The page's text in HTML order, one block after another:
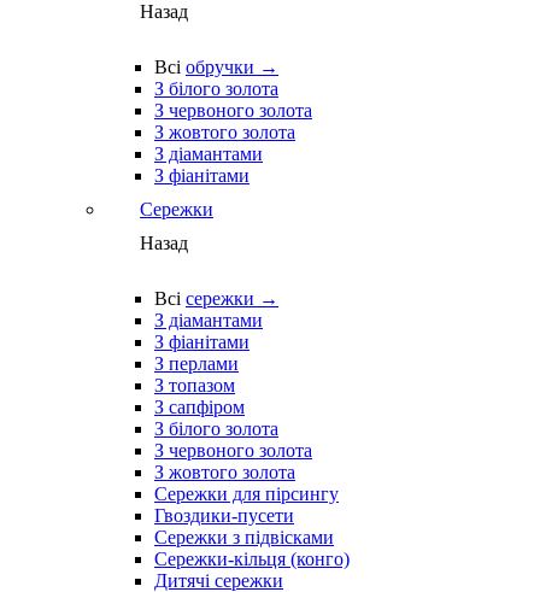
Назад
Всі обручки →
З білого золота
З червоного золота
З жовтого золота
З діамантами
З фіанітами
Сережки
Назад
Всі сережки →
З діамантами
З фіанітами
З перлами
З топазом
З сапфіром
З білого золота
З червоного золота
З жовтого золота
Сережки для пірсингу
Гвоздики-пусети
Сережки з підвісками
Сережки-кільця (конго)
Дитячі сережки